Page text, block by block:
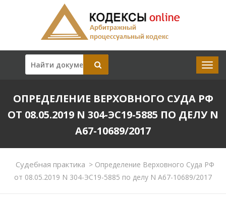
ОПРЕДЕЛЕНИЕ ВЕРХОВНОГО СУДА РФ
ОТ 08.05.2019 N 304-ЭС19-5885 ПО ДЕЛУ N
А67-10689/2017
Судебная практика >Определение Верховного Суда РФ
от 08.05.2019 N 304-ЭС19-5885 по делу N А67-10689/2017